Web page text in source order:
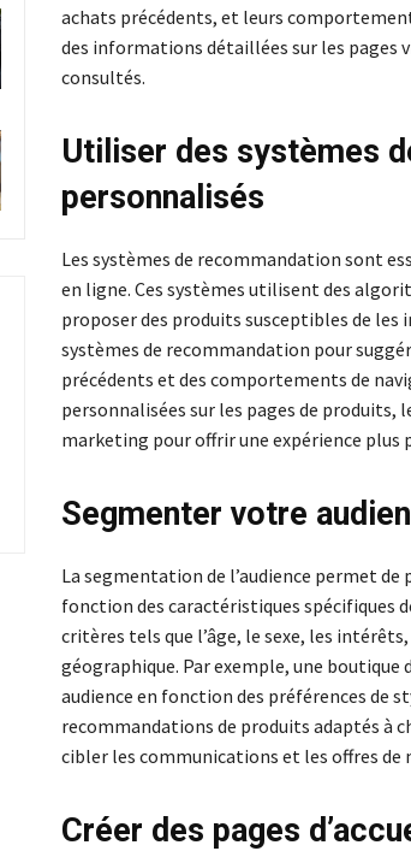
achats précédents, et leurs
des informations détaillées sur les pages
consultés.
Utiliser des systèmes
personnalisés
Les systèmes de recommandation sont
en ligne. Ces systèmes utilisent des
proposer des produits susceptibles de les
systèmes de recommandation pour
précédents et des comportements de
personnalisées sur les pages de produits,
marketing pour offrir une expérience
Segmenter votre
La segmentation de l’audience permet
fonction des caractéristiques spécifiques
critères tels que l’âge, le sexe, les
géographique. Par exemple, une
audience en fonction des préférences de
recommandations de produits adaptés à
cibler les communications et les offres de
Créer des pages